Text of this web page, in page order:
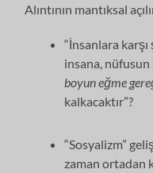
Alıntının mantıksal
“İnsanlara
insana,
boyuneğme
kalkacaktır”?
“Sosyalizm”
zaman ortadan